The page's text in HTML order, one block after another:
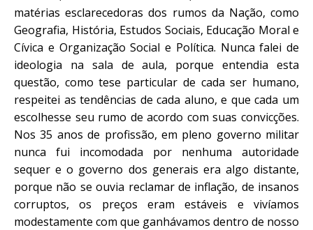
matérias esclarecedoras dos rumos da Nação, como
Geografia, História, Estudos Sociais, Educação Moral e
Cívica e Organização Social e Política. Nunca falei de
ideologia na sala de aula, porque entendia esta
questão, como tese particular de cada ser humano,
respeitei as tendências de cada aluno, e que cada um
escolhesse seu rumo de acordo com suas convicções.
Nos 35 anos de profissão, em pleno governo militar
nunca fui incomodada por nenhuma autoridade
sequer e o governo dos generais era algo distante,
porque não se ouvia reclamar de inflação, de insanos
corruptos, os preços eram estáveis e vivíamos
modestamente com que ganhávamos dentro de nosso